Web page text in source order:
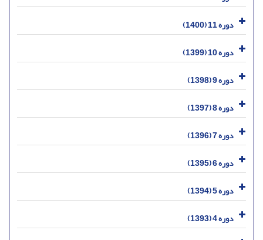
دوره 11 (1400)
دوره 10 (1399)
دوره 9 (1398)
دوره 8 (1397)
دوره 7 (1396)
دوره 6 (1395)
دوره 5 (1394)
دوره 4 (1393)